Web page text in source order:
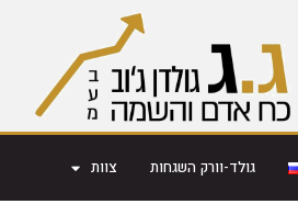
גולד-וורק השגחות צוות